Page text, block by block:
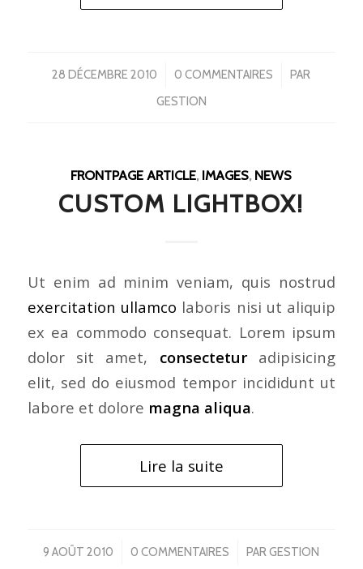
28 DÉCEMBRE 2010
/ 0 COMMENTAIRES
/
PAR
GESTION
FRONTPAGE ARTICLE, IMAGES, NEWS
CUSTOM LIGHTBOX!
Ut enim ad minim veniam, quis nostrud
exercitation ullamco laboris nisi ut aliquip
ex ea commodo consequat. Lorem ipsum
dolor sit amet, consecteturadipisicing
elit, sed do eiusmod tempor incididunt ut
labore et dolore magna aliqua.
Lire la suite
9 AOÛT 2010
/ 0 COMMENTAIRES
/ PARGESTION